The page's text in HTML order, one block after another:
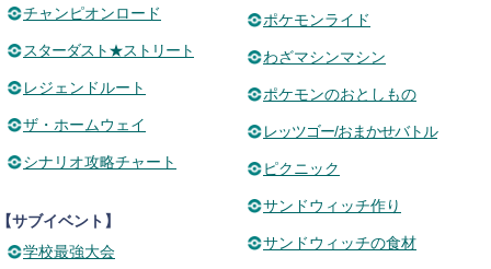
チャンピオンロード
スターダスト★ストリート
レジェンドルート
ザ・ホームウェイ
シナリオ攻略チャート
サブイベント】
学校最強大会
ポケモンライド
わざマシンマシン
ポケモンのおとしもの
レッツゴー/おまかせバトル
ピクニック
サンドウィッチ作り
サンドウィッチの食材